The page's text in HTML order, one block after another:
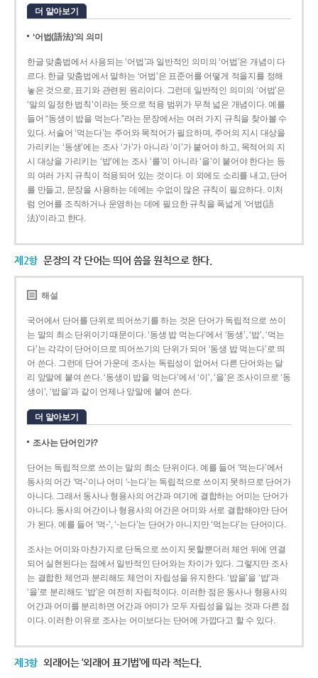
더 알아보기
‘어법(語法)’의 의미
한글 맞춤법에서 사용되는 ‘어법’과 일반적인 의미의 ‘어법’은 개념이 다
르다. 한글 맞춤법에서 말하는 ‘어법’은 표준어를 어떻게 적을지를 정해
놓은 것으로, 표기와 관련된 원리이다. 그런데 일반적인 의미의 ‘어법’은
‘말의 일정한 법칙’이라는 뜻으로 적용 범위가 무척 넓은 개념이다. 예를
들어 “동생이 밥을 먹는다.”라는 문장에서는 여러 가지 규칙을 찾아볼 수
있다. 서술어 ‘먹는다’는 주어와 목적어가 필요하며, 주어의 지시 대상을
가리키는 ‘동생’에는 조사 ‘가’가 아니라 ‘이’가 붙어야 하고, 목적어의 지
시 대상을 가리키는 ‘밥’에는 조사 ‘를’이 아니라 ‘을’이 붙어야 한다는 등
의 여러 가지 규칙이 적용되어 있는 것이다. 이 외에도 소리를 내고, 단어
를 만들고, 문장을 사용하는 데에는 수없이 많은 규칙이 필요하다. 이처
럼 언어를 조직하거나 운영하는 데에 필요한 규칙을 폭넓게 ‘어법(語
法)’이라고 한다.
제2항 문장의 각 단어는 띄어 씀을 원칙으로 한다.
해설
국어에서 단어를 단위로 띄어쓰기를 하는 것은 단어가 독립적으로 쓰이
는 말의 최소 단위이기 때문이다. ‘동생 밥 먹는다’에서 ‘동생’, ‘밥’, ‘먹는
다’는 각각이 단어이므로 띄어쓰기의 단위가 되어 ‘동생 밥 먹는다’로 띄
어 쓴다. 그런데 단어 가운데 조사는 독립성이 없어서 다른 단어와는 달
리 앞말에 붙여 쓴다. ‘동생이 밥을 먹는다’에서 ‘이’, ‘을’은 조사이므로 ‘동
생이’, ‘밥을’과 같이 언제나 앞말에 붙여 쓴다.
더 알아보기
조사는 단어인가?
단어는 독립적으로 쓰이는 말의 최소 단위이다. 예를 들어 ‘먹는다’에서
동사의 어간 ‘먹-­’이나 어미 ‘­-는다’는 독립적으로 쓰이지 못하므로 단어가
아니다. 그래서 동사나 형용사의 어간과 여기에 결합하는 어미는 단어가
아니다. 동사의 어간이나 형용사의 어간은 어미와 서로 결합해야만 단어
가 된다. 예를 들어 ‘먹-’, ‘-는다’는 단어가 아니지만 ‘먹는다’는 단어이다.
조사는 어미와 마찬가지로 단독으로 쓰이지 못할뿐더러 체언 뒤에 연결
되어 실현된다는 점에서 일반적인 단어와는 차이가 있다. 그렇지만 조사
는 결합한 체언과 분리해도 체언이 자립성을 유지한다. ‘밥을’을 ‘밥’과
‘을’로 분리해도 ‘밥’은 여전히 자립적이다. 이러한 점은 동사나 형용사의
어간과 어미를 분리하면 어간과 어미가 모두 자립성을 잃는 것과 다른 점
이다. 이러한 이유로 조사는 어미보다는 단어에 가깝다고 할 수 있다.
제3항 외래어는 ‘외래어 표기법’에 따라 적는다.